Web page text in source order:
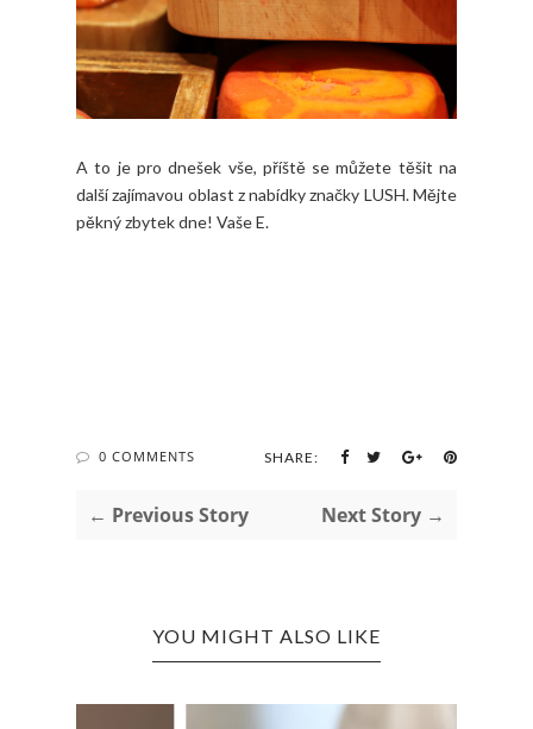
A to je pro dnešek vše, příště se můžete těšit na
další zajímavou oblast z nabídky značky LUSH. Mějte
pěkný zbytek dne! Vaše E.
0 COMMENTS SHARE:
← Previous Story Next Story →
YOU MIGHT ALSO LIKE